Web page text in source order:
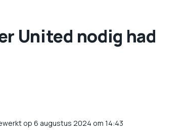
United nodig had
op 6 augustus 2024 om 14:43